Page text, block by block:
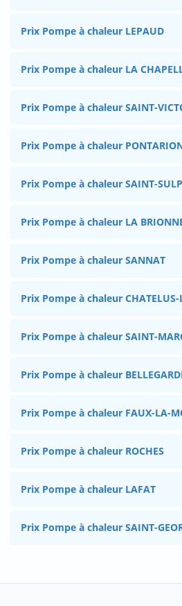
Prix Pompe à chaleur LEPAUD
Prix Pompe à chaleur LA
Prix Pompe à chaleur SAINT-
Prix Pompe à chaleur
Prix Pompe à chaleur SAINT-
Prix Pompe à chaleur LA
Prix Pompe à chaleur SANNAT
Prix Pompe à chaleur CHATELUS-
Prix Pompe à chaleur SAINT-
Prix Pompe à chaleur
Prix Pompe à chaleur FAUX-LA-
Prix Pompe à chaleur ROCHES
Prix Pompe à chaleur LAFAT
Prix Pompe à chaleur SAINT-